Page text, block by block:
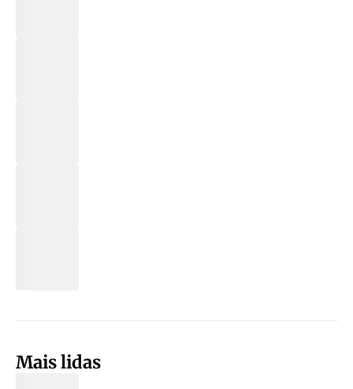
Mais lidas